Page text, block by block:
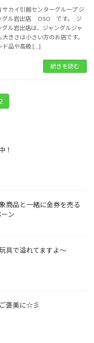
サカイ引越センターグループ ジ
グル岩出店 OSO です。 ジ
グル岩出店は、ジャングルジャ
きさは小さい方のお店です。
ド品や高級 […]
続きを読む
！
商品と一緒に金券を売る
ン
具で溢れてますよ～
褒美に☆彡